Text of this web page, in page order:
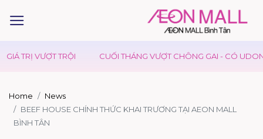
VƯỢT TRỘI CUỐI THÁNG VƯỢT CHÔNG GAI - CÓ UDON DAY
Home
News
BEEF HOUSE CHÍNH THỨC KHAI TRƯƠNG TẠI AEON MALL
BÌNH TÂN